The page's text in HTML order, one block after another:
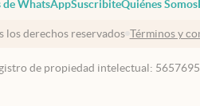
de WhatsAppSuscribiteQuiénes Somos
los derechos reservados Términos y
de propiedad intelectual: